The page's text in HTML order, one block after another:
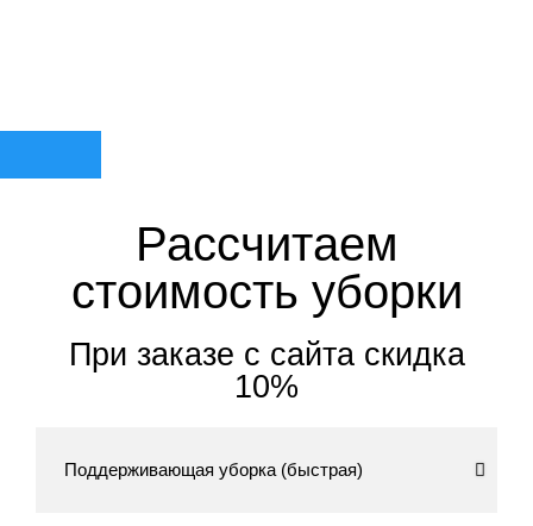
Рассчитаем
стоимость уборки
При заказе с сайта скидка
10%